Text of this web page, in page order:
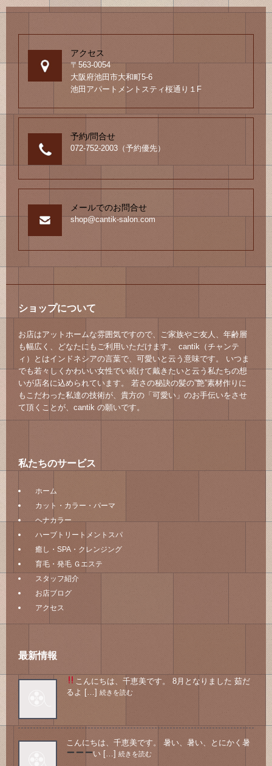
シグ
アクセス
〒563-0054
大阪府池田市大和町5-6
池田アパートメントスティ桜通り１F
予約/問合せ
072-752-2003（予約優先）
メールでのお問合せ
shop@cantik-salon.com
ショップについて
お店はアットホームな雰囲気ですので、ご家族やご友人、年齢層
も幅広く、どなたにもご利用いただけます。 cantik（チャンテ
ィ）とはインドネシアの言葉で、可愛いと云う意味です。 いつま
でも若々しくかわいい女性でい続けて戴きたいと云う私たちの想
いが店名に込められています。 若さの秘訣の髪の”艶”素材作りに
もこだわった私達の技術が、貴方の「可愛い」のお手伝いをさせ
て頂くことが、cantik の願いです。
私たちのサービス
ホーム
カット・カラー・パーマ
ヘナカラー
ハーブトリートメントスパ
癒し・SPA・クレンジング
育毛・発毛 Ｇエステ
スタッフ紹介
お店ブログ
アクセス
最新情報
こんにちは、千恵美です。 8月となりました 茹だ
るよ […] 続きを読む
こんにちは、千恵美です。 暑い、暑い、とにかく暑
い […] 続きを読む